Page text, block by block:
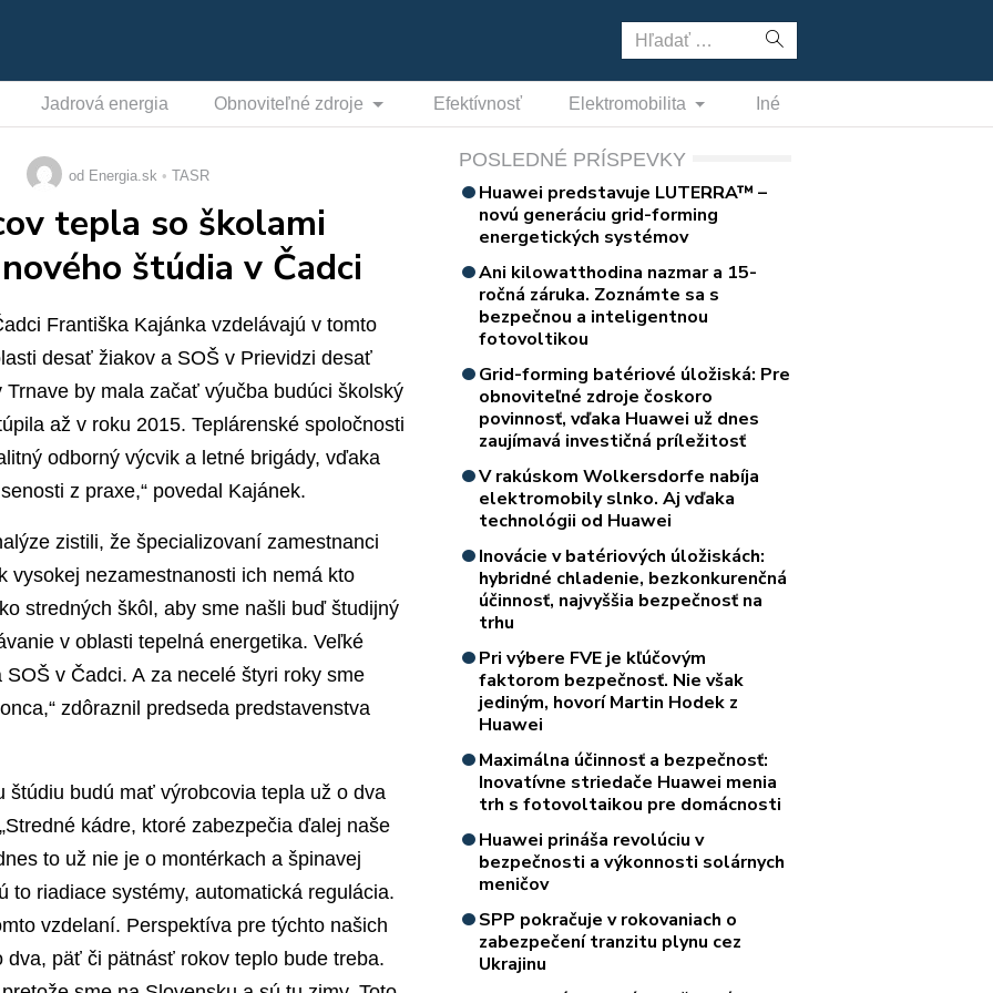
Hľadať:
Jadrová energia Obnoviteľné zdroje Efektívnosť Elektromobilita Iné
od Energia.sk TASR
tepla so školami
štúdia v Čadci
Františka Kajánka vzdelávajú v tomto
desať žiakov a SOŠ v Prievidzi desať
Trnave by mala začať výučba budúci školský
až v roku 2015. Teplárenské spoločnosti
odborný výcvik a letné brigády, vďaka
z praxe,“ povedal Kajánek.
zistili, že špecializovaní zamestnanci
vysokej nezamestnanosti ich nemá kto
stredných škôl, aby sme našli buď študijný
v oblasti tepelná energetika. Veľké
v Čadci. A za necelé štyri roky sme
zdôraznil predseda predstavenstva
štúdiu budú mať výrobcovia tepla už o dva
kádre, ktoré zabezpečia ďalej naše
to už nie je o montérkach a špinavej
to riadiace systémy, automatická regulácia.
vzdelaní. Perspektíva pre týchto našich
päť či pätnásť rokov teplo bude treba.
POSLEDNÉ PRÍSPEVKY
Huawei predstavuje LUTERRA™ –
novú generáciu grid-forming
energetických systémov
Ani kilowatthodina nazmar a 15-
ročná záruka. Zoznámte sa s
bezpečnou a inteligentnou
fotovoltikou
Grid-forming batériové úložiská: Pre
obnoviteľné zdroje čoskoro
povinnosť, vďaka Huawei už dnes
zaujímavá investičná príležitosť
V rakúskom Wolkersdorfe nabíja
elektromobily slnko. Aj vďaka
technológii od Huawei
Inovácie v batériových úložiskách:
hybridné chladenie, bezkonkurenčná
účinnosť, najvyššia bezpečnosť na
trhu
Pri výbere FVE je kľúčovým
faktorom bezpečnosť. Nie však
jediným, hovorí Martin Hodek z
Huawei
Maximálna účinnosť a bezpečnosť:
Inovatívne striedače Huawei menia
trh s fotovoltaikou pre domácnosti
Huawei prináša revolúciu v
bezpečnosti a výkonnosti solárnych
meničov
SPP pokračuje v rokovaniach o
zabezpečení tranzitu plynu cez
Ukrajinu